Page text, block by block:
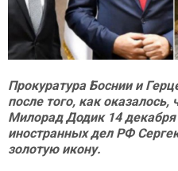
Прокуратура Боснии и
после того, как оказалось,
Милорад Додик 14 декабря
иностранных дел РФ
золотую икону.